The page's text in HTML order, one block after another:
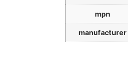
mpn
manufacturer